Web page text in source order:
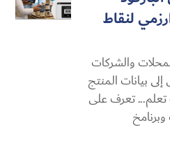
لنقاط
والشركات
بيانات المنتج
تعلم... تعرف على